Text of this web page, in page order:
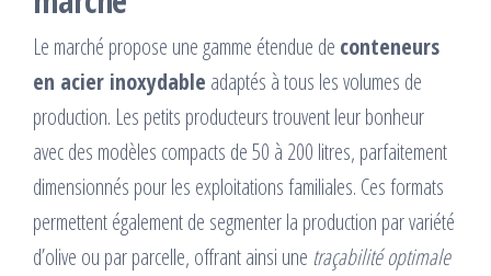
Le marché propose une gamme étendue de conteneurs
en acier inoxydable adaptés à tous les volumes de
production. Les petits producteurs trouvent leur bonheur
avec des modèles compacts de 50 à 200 litres, parfaitement
dimensionnés pour les exploitations familiales. Ces formats
permettent également de segmenter la production par variété
d’olive ou par parcelle, offrant ainsi une traçabilité optimale